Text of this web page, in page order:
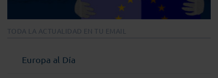
TODA LA ACTUALIDAD EN TU EMAIL
Europa al Día